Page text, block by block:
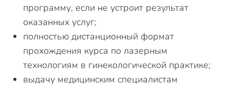
программу, если не устроит результат
оказанных услуг;
полностью дистанционный формат
прохождения курса по лазерным
технологиям в гинекологической практике;
выдачу медицинским специалистам